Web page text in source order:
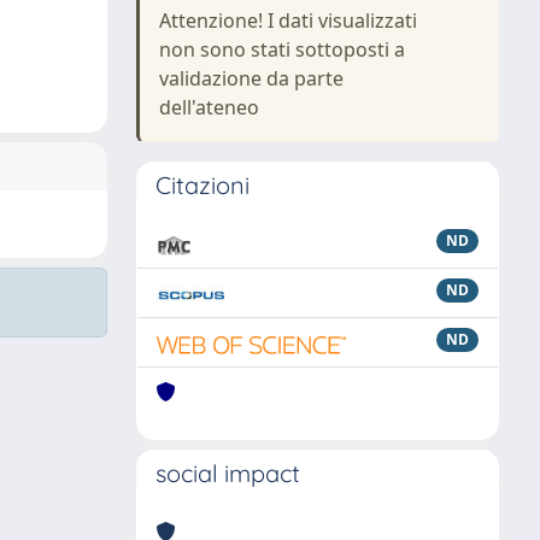
Attenzione! I dati visualizzati
non sono stati sottoposti a
validazione da parte
dell'ateneo
Citazioni
ND
ND
ND
social impact